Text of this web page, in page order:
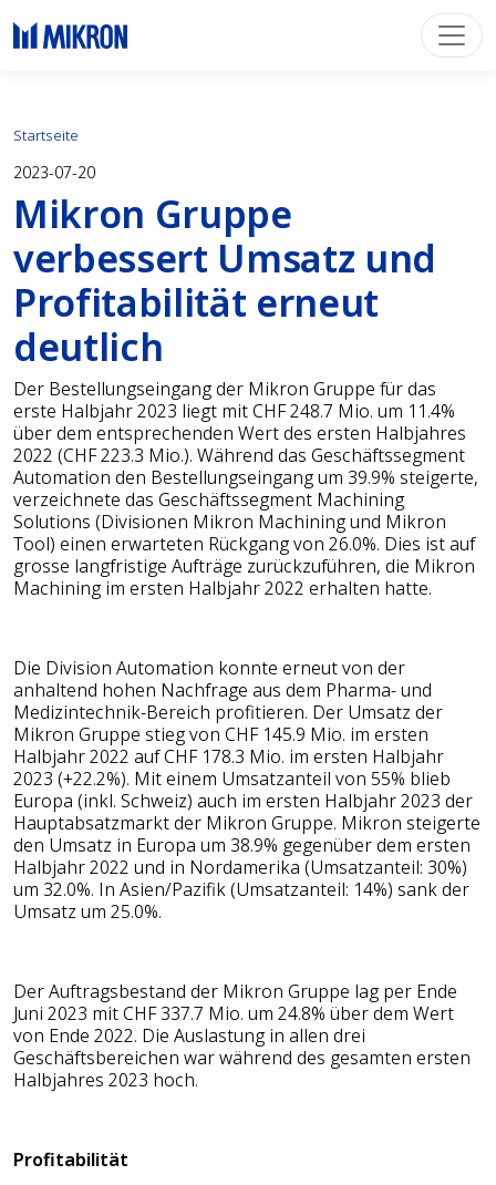
Startseite
2023-07-20
Mikron Gruppe
verbessert Umsatz und
Profitabilität erneut
deutlich
Der Bestellungseingang der Mikron Gruppe für das
erste Halbjahr 2023 liegt mit CHF 248.7 Mio. um 11.4%
über dem entsprechenden Wert des ersten Halbjahres
2022 (CHF 223.3 Mio.). Während das Geschäftssegment
Automation den Bestellungseingang um 39.9% steigerte,
verzeichnete das Geschäftssegment Machining
Solutions (Divisionen Mikron Machining und Mikron
Tool) einen erwarteten Rückgang von 26.0%. Dies ist auf
grosse langfristige Aufträge zurückzuführen, die Mikron
Machining im ersten Halbjahr 2022 erhalten hatte.
Die Division Automation konnte erneut von der
anhaltend hohen Nachfrage aus dem Pharma- und
Medizintechnik-Bereich profitieren. Der Umsatz der
Mikron Gruppe stieg von CHF 145.9 Mio. im ersten
Halbjahr 2022 auf CHF 178.3 Mio. im ersten Halbjahr
2023 (+22.2%). Mit einem Umsatzanteil von 55% blieb
Europa (inkl. Schweiz) auch im ersten Halbjahr 2023 der
Hauptabsatzmarkt der Mikron Gruppe. Mikron steigerte
den Umsatz in Europa um 38.9% gegenüber dem ersten
Halbjahr 2022 und in Nordamerika (Umsatzanteil: 30%)
um 32.0%. In Asien/Pazifik (Umsatzanteil: 14%) sank der
Umsatz um 25.0%.
Der Auftragsbestand der Mikron Gruppe lag per Ende
Juni 2023 mit CHF 337.7 Mio. um 24.8% über dem Wert
von Ende 2022. Die Auslastung in allen drei
Geschäftsbereichen war während des gesamten ersten
Halbjahres 2023 hoch.
Profitabilität